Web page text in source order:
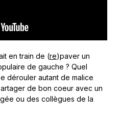
en train de (re)paver un
de gauche ? Quel
dérouler autant de malice
de bon coeur avec un
ou des collègues de la